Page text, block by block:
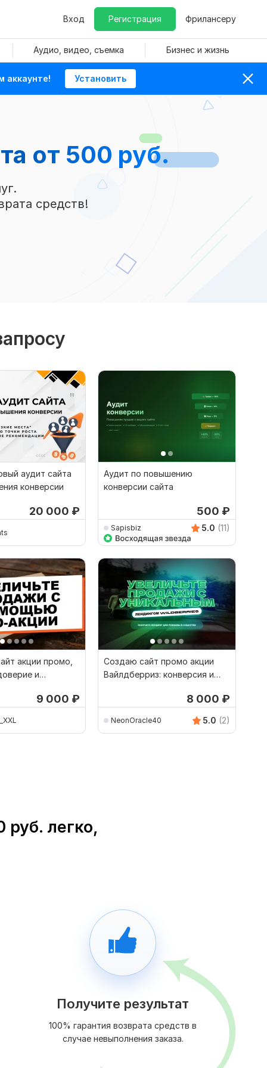
Вход Регистрация Фрилансеру
Аудио, видео, съемка Бизнес и жизнь
аккаунте! Установить
от 500 руб.
средств!
аудит сайта
конверсии
20 000 ₽
Аудит по повышению
конверсии сайта
500 ₽
Sapisbiz 5.0 (11)
акции промо,
и
9 000 ₽
Создаю сайт промо акции
Вайлдберриз: конверсия и
8 000 ₽
NeonOracle40 5.0 (2)
руб. легко,
Получите результат
100% гарантия возврата средств в
случае невыполнения заказа.